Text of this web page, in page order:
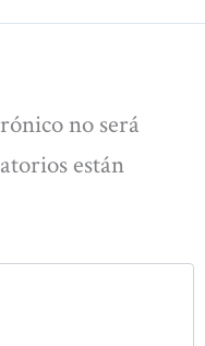
no será
están